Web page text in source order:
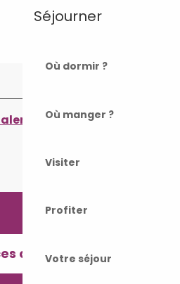
Séjourner
Où dormir ?
Où manger ?
Visiter
Profiter
Votre séjour
une erreur
de Tourisme